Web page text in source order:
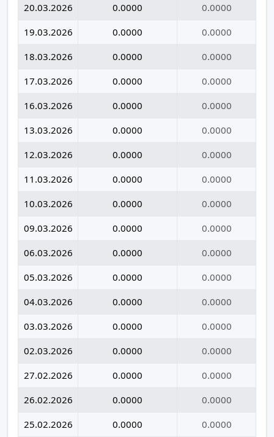
20.03.2026
0.0000
0.0000
19.03.2026
0.0000
0.0000
18.03.2026
0.0000
0.0000
17.03.2026
0.0000
0.0000
16.03.2026
0.0000
0.0000
13.03.2026
0.0000
0.0000
12.03.2026
0.0000
0.0000
11.03.2026
0.0000
0.0000
10.03.2026
0.0000
0.0000
09.03.2026
0.0000
0.0000
06.03.2026
0.0000
0.0000
05.03.2026
0.0000
0.0000
04.03.2026
0.0000
0.0000
03.03.2026
0.0000
0.0000
02.03.2026
0.0000
0.0000
27.02.2026
0.0000
0.0000
26.02.2026
0.0000
0.0000
25.02.2026
0.0000
0.0000